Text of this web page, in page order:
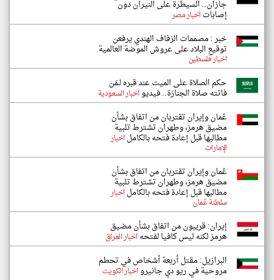
جازان.. السيطرة على النيران دون
إصاباتاخبار مصر
خبر : مصممات الزفاف الهندي يرفعن
توقيع البلاد على عروش الموضة العالمية
اخبار فلسطين
حكم الصلاة على الميت عند قبره لـمَن
فاتته صلاة الجنازة.. فيديواخبار السعودية
عُمان وإيران تقتربان من اتفاق بشأن
مضيق هرمز، وطهران تشترط تلبية
مطالبها قبل إعادة فتحه بالكاملاخبار
الإمارات
عُمان وإيران تقتربان من اتفاق بشأن
مضيق هرمز، وطهران تشترط تلبية
مطالبها قبل إعادة فتحه بالكاملاخبار
سلطنة عُمان
إيران: قريبون من اتفاق بشأن مضيق
هرمز لكنه ليس كافيا لفتحهاخبار العراق
البرازيل: مقتل أربعة أشخاص في تحطم
مروحية في ريو دي جانيرواخبار الكويت